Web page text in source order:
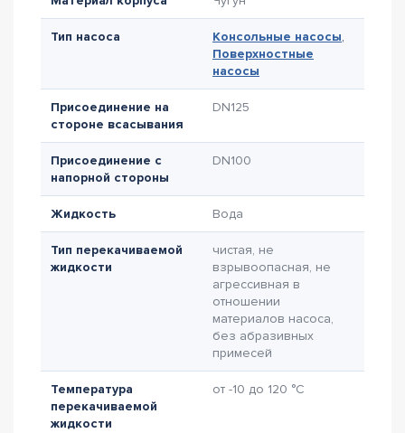
Тип насоса Консольные насосы,
Поверхностные
насосы
Присоединение на
стороне всасывания
DN125
Присоединение с
напорной стороны
DN100
Жидкость Вода
Тип перекачиваемой
жидкости
чистая, не
взрывоопасная, не
агрессивная в
отношении
материалов насоса,
без абразивных
примесей
Температура
перекачиваемой
жидкости
от -10 до 120 °C